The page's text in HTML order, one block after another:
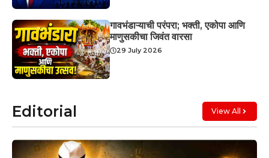
गावभंडाऱ्याची परंपरा; भक्ती, एकोपा आणि
माणुसकीचा जिवंत वारसा
29 July 2026
Editorial View All